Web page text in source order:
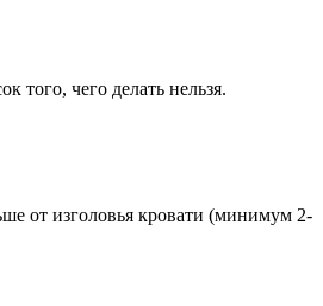
того, чего делать нельзя.
от изголовья кровати (минимум 2-